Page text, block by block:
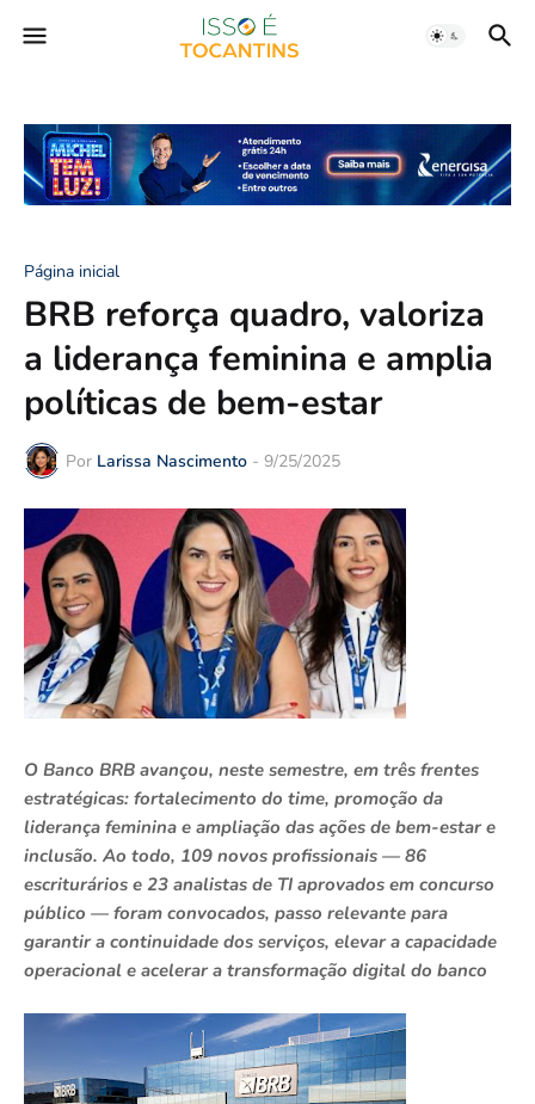
Página inicial
BRB reforça quadro, valoriza
a liderança feminina e amplia
políticas de bem-estar
Por Larissa Nascimento - 9/25/2025
O Banco BRB avançou, neste semestre, em três frentes
estratégicas: fortalecimento do time, promoção da
liderança feminina e ampliação das ações de bem-estar e
inclusão. Ao todo, 109 novos profissionais — 86
escriturários e 23 analistas de TI aprovados em concurso
público — foram convocados, passo relevante para
garantir a continuidade dos serviços, elevar a capacidade
operacional e acelerar a transformação digital do banco